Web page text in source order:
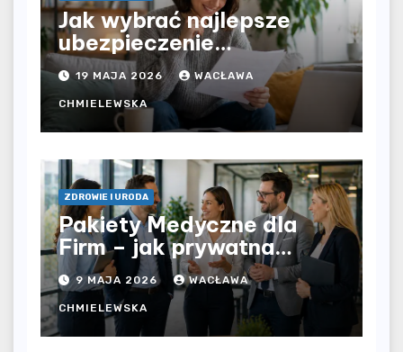
Jak wybrać najlepsze
ubezpieczenie
komunikacyjne i uniknąć
kosztownych błędów?
19 MAJA 2026 WACŁAWA
CHMIELEWSKA
ZDROWIE I URODA
Pakiety Medyczne dla
Firm – jak prywatna
opieka zdrowotna
wpływa na jakość
współpracy w
organizacji?
9 MAJA 2026 WACŁAWA
CHMIELEWSKA